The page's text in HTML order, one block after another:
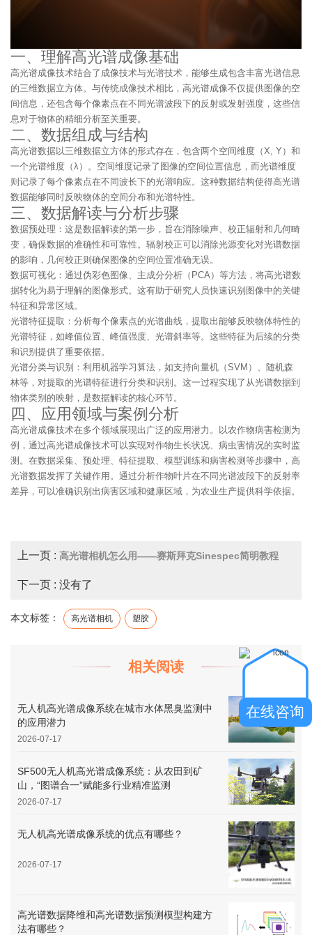
一、理解高光谱成像基础
高光谱成像技术结合了成像技术与光谱技术，能够生成包含丰富光谱信息
的三维数据立方体。与传统成像技术相比，高光谱成像不仅提供图像的空
间信息，还包含每个像素点在不同光谱波段下的反射或发射强度，这些信
息对于物体的精细分析至关重要。
二、数据组成与结构
高光谱数据以三维数据立方体的形式存在，包含两个空间维度（X, Y）和
一个光谱维度（λ）。空间维度记录了图像的空间位置信息，而光谱维度
则记录了每个像素点在不同波长下的光谱响应。这种数据结构使得高光谱
数据能够同时反映物体的空间分布和光谱特性。
三、数据解读与分析步骤
数据预处理：这是数据解读的第一步，旨在消除噪声、校正辐射和几何畸
变，确保数据的准确性和可靠性。辐射校正可以消除光源变化对光谱数据
的影响，几何校正则确保图像的空间位置准确无误。
数据可视化：通过伪彩色图像、主成分分析（PCA）等方法，将高光谱数
据转化为易于理解的图像形式。这有助于研究人员快速识别图像中的关键
特征和异常区域。
光谱特征提取：分析每个像素点的光谱曲线，提取出能够反映物体特性的
光谱特征，如峰值位置、峰值强度、光谱斜率等。这些特征为后续的分类
和识别提供了重要依据。
光谱分类与识别：利用机器学习算法，如支持向量机（SVM）、随机森
林等，对提取的光谱特征进行分类和识别。这一过程实现了从光谱数据到
物体类别的映射，是数据解读的核心环节。
四、应用领域与案例分析
高光谱成像技术在多个领域展现出广泛的应用潜力。以农作物病害检测为
例，通过高光谱成像技术可以实现对作物生长状况、病虫害情况的实时监
测。在数据采集、预处理、特征提取、模型训练和病害检测等步骤中，高
光谱数据发挥了关键作用。通过分析作物叶片在不同光谱波段下的反射率
差异，可以准确识别出病害区域和健康区域，为农业生产提供科学依据。
上一页 : 高光谱相机怎么用——赛斯拜克Sinespec简明教程
下一页 : 没有了
本文标签： 高光谱相机 塑胶
相关阅读
无人机高光谱成像系统在城市水体黑臭监测中
的应用潜力
2026-07-17
SF500无人机高光谱成像系统：从农田到矿
山，“图谱合一”赋能多行业精准监测
2026-07-17
无人机高光谱成像系统的优点有哪些？
2026-07-17
高光谱数据降维和高光谱数据预测模型构建方
法有哪些？
在线咨询